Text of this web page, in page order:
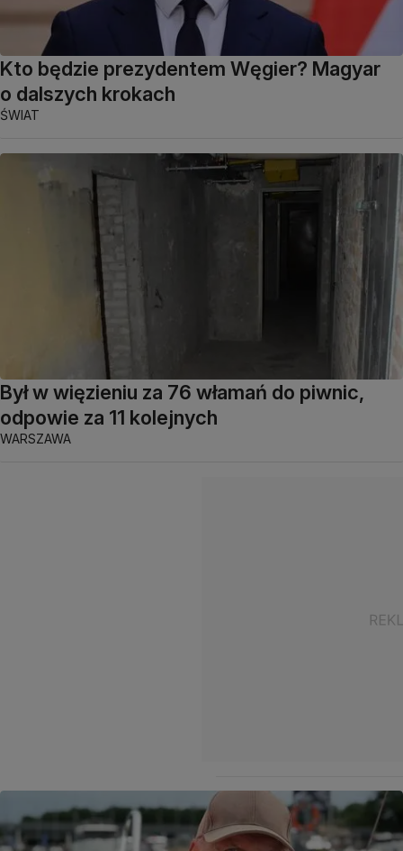
Kto będzie prezydentem Węgier? Magyar
o dalszych krokach
ŚWIAT
Był w więzieniu za 76 włamań do piwnic,
odpowie za 11 kolejnych
WARSZAWA